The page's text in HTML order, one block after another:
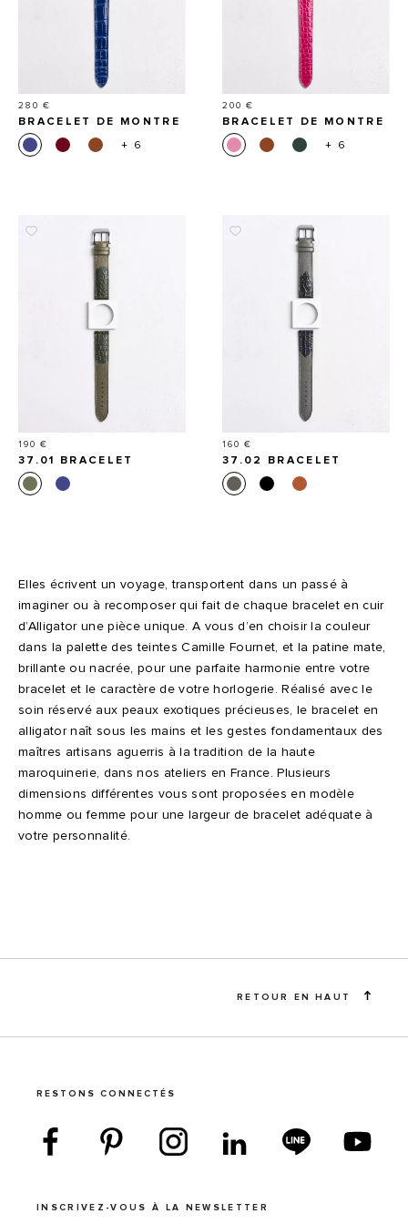
Prix
280 €
BRACELET DE MONTRE
EN CUIR D'ALLIGATOR
ÉCAILLES CARRÉES
+ 6
Prix
200 €
BRACELET DE MONTRE
EN CUIR D'ALLIGATOR
ÉCAILLES RONDES
+ 6
Prix
190 €
37.01 BRACELET
MONTRE EN CUIR DE
VEAU LISSE,
Prix
160 €
37.02 BRACELET
MONTRE EN CUIR DE
VEAU LISSE,
Elles écrivent un voyage, transportent dans un passé à
imaginer ou à recomposer qui fait de chaque bracelet en cuir
d’Alligator une pièce unique. A vous d’en choisir la couleur
dans la palette des teintes Camille Fournet, et la patine mate,
brillante ou nacrée, pour une parfaite harmonie entre votre
bracelet et le caractère de votre horlogerie. Réalisé avec le
soin réservé aux peaux exotiques précieuses, le bracelet en
alligator naît sous les mains et les gestes fondamentaux des
maîtres artisans aguerris à la tradition de la haute
maroquinerie, dans nos ateliers en France. Plusieurs
dimensions différentes vous sont proposées en modèle
homme ou femme pour une largeur de bracelet adéquate à
votre personnalité.
RETOUR EN HAUT
RESTONS CONNECTÉS
INSCRIVEZ-VOUS À LA NEWSLETTER